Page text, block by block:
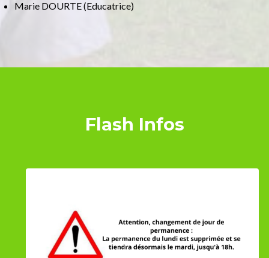
Marie DOURTE (Educatrice)
Flash Infos